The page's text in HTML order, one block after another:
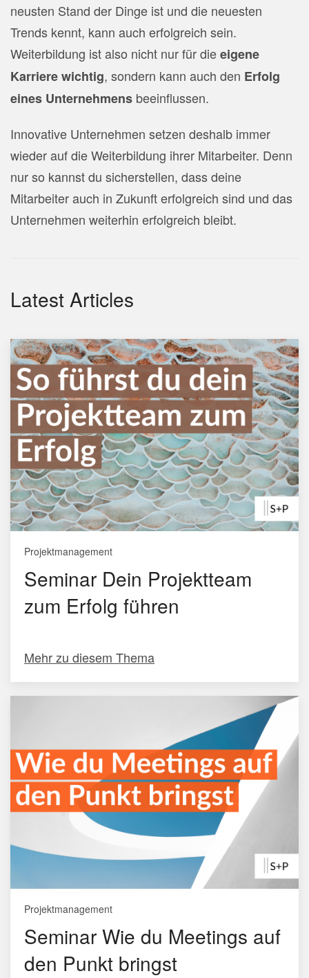
neusten Stand der Dinge ist und die neuesten
Trends kennt, kann auch erfolgreich sein.
Weiterbildung ist also nicht nur für dieeigene
Karriere wichtig, sondern kann auch den Erfolg
eines Unternehmens beeinflussen.
Innovative Unternehmen setzen deshalb immer
wieder auf die Weiterbildung ihrer Mitarbeiter. Denn
nur so kannst du sicherstellen, dass deine
Mitarbeiter auch in Zukunft erfolgreich sind und das
Unternehmen weiterhin erfolgreich bleibt.
Latest Articles
Projektmanagement
Seminar Dein Projektteam
zum Erfolg führen
Mehr zu diesem Thema
Projektmanagement
Seminar Wie du Meetings auf
den Punkt bringst